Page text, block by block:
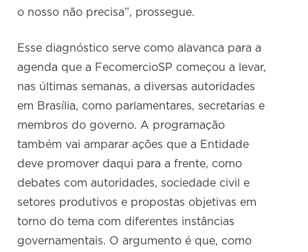
o nosso não precisa”, prossegue.
Esse diagnóstico serve como alavanca para a
agenda que a FecomercioSP começou a levar,
nas últimas semanas, a diversas autoridades
em Brasília, como parlamentares, secretarias e
membros do governo. A programação
também vai amparar ações que a Entidade
deve promover daqui para a frente, como
debates com autoridades, sociedade civil e
setores produtivos e propostas objetivas em
torno do tema com diferentes instâncias
governamentais. O argumento é que, como